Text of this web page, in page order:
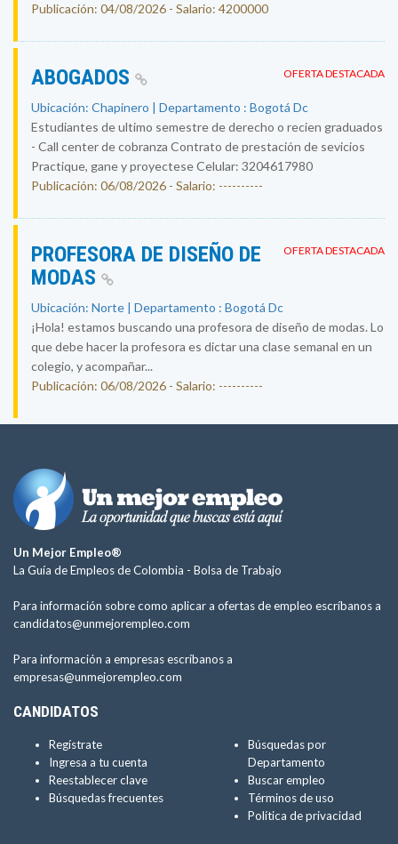
Publicación: 04/08/2026 - Salario: 4200000
OFERTA DESTACADA
ABOGADOS
Ubicación: Chapinero | Departamento : Bogotá Dc
Estudiantes de ultimo semestre de derecho o recien graduados
- Call center de cobranza Contrato de prestación de sevicios
Practique, gane y proyectese Celular: 3204617980
Publicación: 06/08/2026 - Salario: ----------
OFERTA DESTACADA
PROFESORA DE DISEÑO DE
MODAS
Ubicación: Norte | Departamento : Bogotá Dc
¡Hola! estamos buscando una profesora de diseño de modas. Lo
que debe hacer la profesora es dictar una clase semanal en un
colegio, y acompañar...
Publicación: 06/08/2026 - Salario: ----------
Un Mejor Empleo®
La Guía de Empleos de Colombia - Bolsa de Trabajo
Para información sobre como aplicar a ofertas de empleo escríbanos a
candidatos@unmejorempleo.com
Para información a empresas escríbanos a
empresas@unmejorempleo.com
CANDIDATOS
Regístrate
Ingresa a tu cuenta
Reestablecer clave
Búsquedas frecuentes
Búsquedas por
Departamento
Buscar empleo
Términos de uso
Política de privacidad